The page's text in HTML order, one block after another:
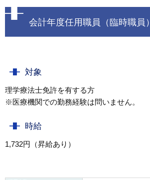
会計年度任用職員（臨時職員）
対象
理学療法士免許を有する方
※医療機関での勤務経験は問いません。
時給
1,732円（昇給あり）